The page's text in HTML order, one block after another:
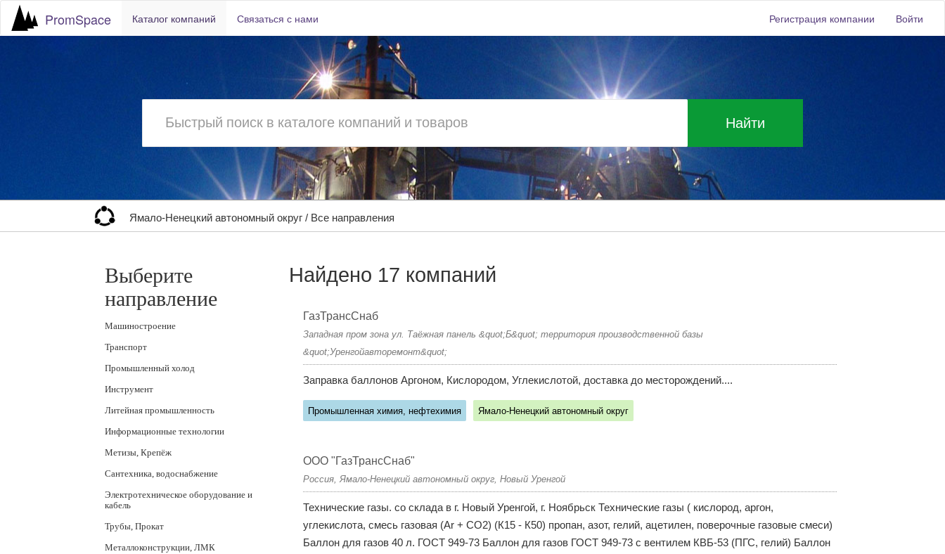
PromSpace Каталог компаний Связаться с нами Регистрация компании Войти
Найти
Ямало-Ненецкий автономный округ/ Все направления
Выберите
направление
Машиностроение
Транспорт
Промышленный холод
Инструмент
Литейная промышленность
Информационные технологии
Метизы, Крепёж
Сантехника, водоснабжение
Электротехническое оборудование и
кабель
Трубы, Прокат
Металлоконструкции, ЛМК
Найдено 17 компаний
ГазТрансСнаб
Западная пром зона ул. Таёжная панель &quot;Б&quot; территория производственной базы
&quot;Уренгойавторемонт&quot;
Заправка баллонов Аргоном, Кислородом, Углекислотой, доставка до месторождений....
Промышленная химия, нефтехимия Ямало-Ненецкий автономный округ
ООО "ГазТрансСнаб"
Россия, Ямало-Ненецкий автономный округ, Новый Уренгой
Технические газы. со склада в г. Новый Уренгой, г. Ноябрьск Технические газы ( кислород, аргон,
углекислота, смесь газовая (Ar + CO2) (К15 - К50) пропан, азот, гелий, ацетилен, поверочные газовые смеси)
Баллон для газов 40 л. ГОСТ 949-73 Баллон для газов ГОСТ 949-73 с вентилем КВБ-53 (ПГС, гелий) Баллон